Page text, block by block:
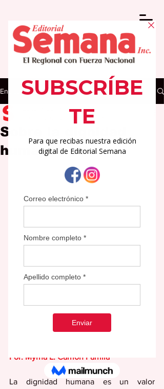
Entrada
Sobre la dignidad
humana
2 min de lectura
Por: Myrna L. Carrión Parrilla
La dignidad humana es un valor